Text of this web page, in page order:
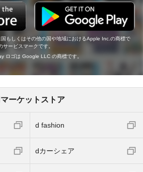
もしくはその他の国や地域におけるApple Inc.の商標で
ービスマークです。
ロゴは Google LLC の商標です。
ーケットストア
d fashion
dカーシェア